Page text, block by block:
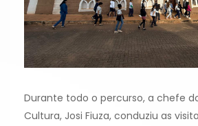
Durante todo o percurso, a chefe
Cultura, Josi Fiuza, conduziu as